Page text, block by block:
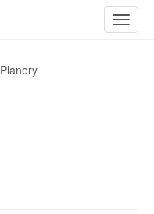
ein-/
Planery